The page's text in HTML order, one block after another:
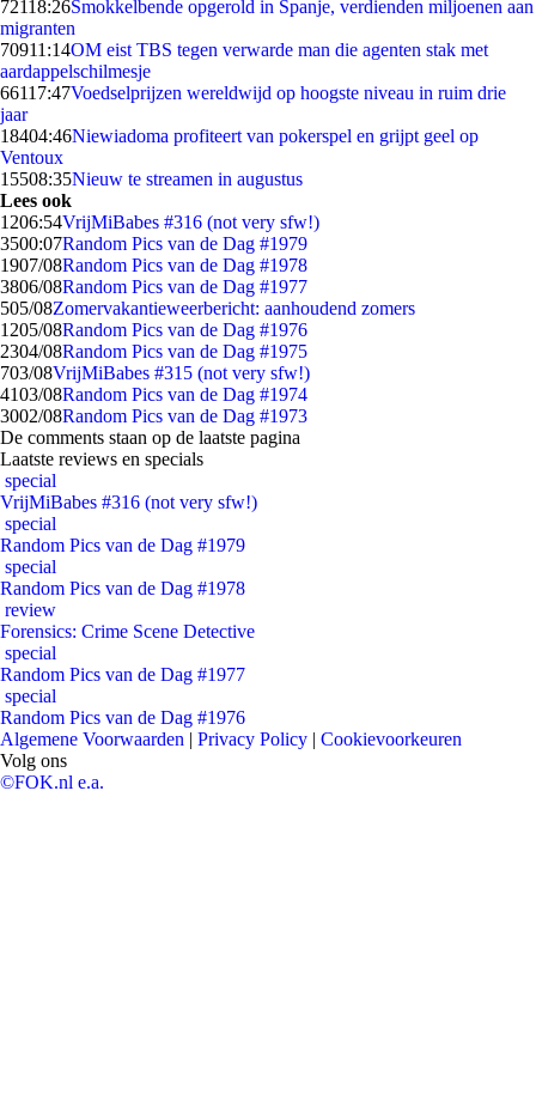
72118:26Smokkelbende opgerold in Spanje, verdienden miljoenen aan
migranten
70911:14OM eist TBS tegen verwarde man die agenten stak met
aardappelschilmesje
66117:47Voedselprijzen wereldwijd op hoogste niveau in ruim drie
jaar
18404:46Niewiadoma profiteert van pokerspel en grijpt geel op
Ventoux
15508:35Nieuw te streamen in augustus
Lees ook
1206:54VrijMiBabes #316 (not very sfw!)
3500:07Random Pics van de Dag #1979
1907/08Random Pics van de Dag #1978
3806/08Random Pics van de Dag #1977
505/08Zomervakantieweerbericht: aanhoudend zomers
1205/08Random Pics van de Dag #1976
2304/08Random Pics van de Dag #1975
703/08VrijMiBabes #315 (not very sfw!)
4103/08Random Pics van de Dag #1974
3002/08Random Pics van de Dag #1973
De comments staan op de laatste pagina
Laatste reviews en specials
special
VrijMiBabes #316 (not very sfw!)
special
Random Pics van de Dag #1979
special
Random Pics van de Dag #1978
review
Forensics: Crime Scene Detective
special
Random Pics van de Dag #1977
special
Random Pics van de Dag #1976
Algemene Voorwaarden | Privacy Policy | Cookievoorkeuren
Volg ons
©FOK.nl e.a.